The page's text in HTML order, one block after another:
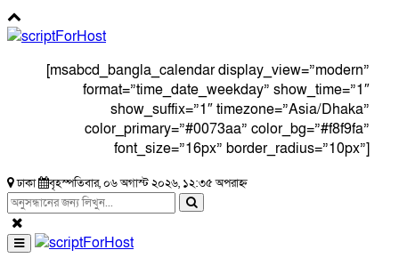
[msabcd_bangla_calendar display_view=”modern”
format=”time_date_weekday” show_time=”1″
show_suffix=”1″ timezone=”Asia/Dhaka”
color_primary=”#0073aa” color_bg=”#f8f9fa”
font_size=”16px” border_radius=”10px”]
ঢাকা বৃহস্পতিবার, ০৬ অগাস্ট ২০২৬, ১২:৩৫ অপরাহ্ন